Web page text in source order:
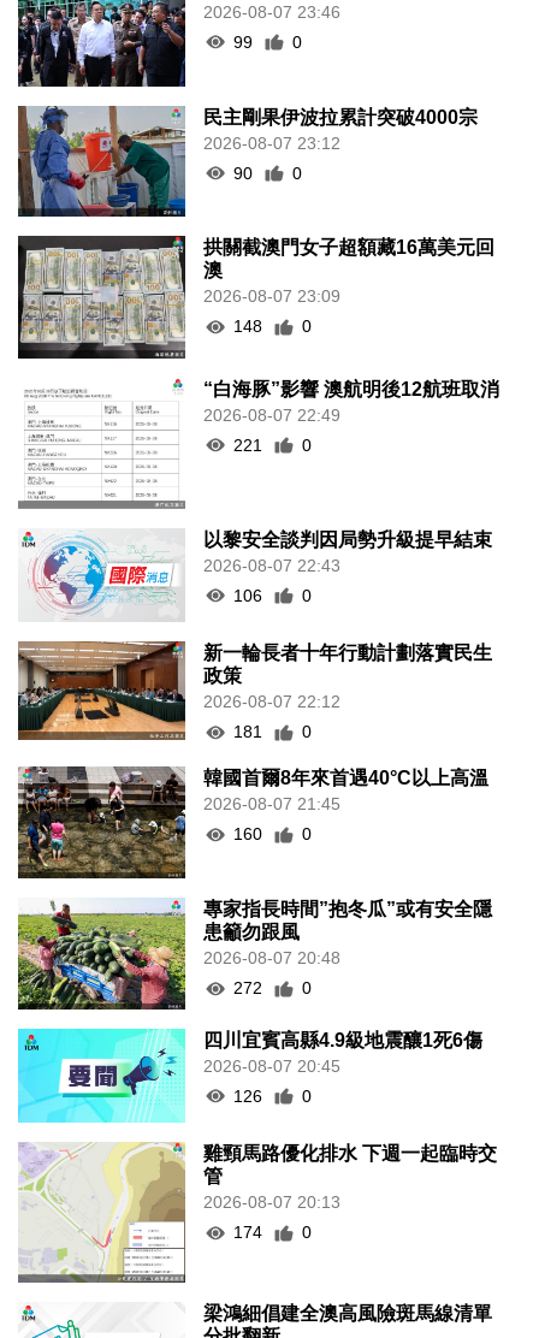
2026-08-07 23:46
99
0
民主剛果伊波拉累計突破4000宗
2026-08-07 23:12
90
0
拱關截澳門女子超額藏16萬美元回
澳
2026-08-07 23:09
148
0
“白海豚”影響 澳航明後12航班取消
2026-08-07 22:49
221
0
以黎安全談判因局勢升級提早結束
2026-08-07 22:43
106
0
新一輪長者十年行動計劃落實民生
政策
2026-08-07 22:12
181
0
韓國首爾8年來首遇40°C以上高溫
2026-08-07 21:45
160
0
專家指長時間”抱冬瓜”或有安全隱
患籲勿跟風
2026-08-07 20:48
272
0
四川宜賓高縣4.9級地震釀1死6傷
2026-08-07 20:45
126
0
雞頸馬路優化排水 下週一起臨時交
管
2026-08-07 20:13
174
0
梁鴻細倡建全澳高風險斑馬線清單